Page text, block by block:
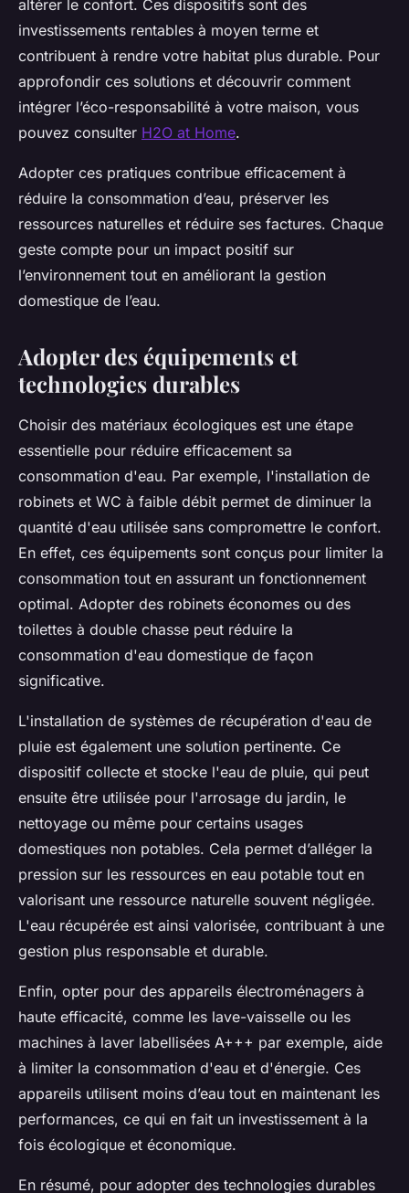
altérer le confort. Ces dispositifs sont des
investissements rentables à moyen terme et
contribuent à rendre votre habitat plus durable. Pour
approfondir ces solutions et découvrir comment
intégrer l’éco-responsabilité à votre maison, vous
pouvez consulter H2O at Home.
Adopter ces pratiques contribue efficacement à
réduire la consommation d’eau, préserver les
ressources naturelles et réduire ses factures. Chaque
geste compte pour un impact positif sur
l’environnement tout en améliorant la gestion
domestique de l’eau.
Adopter des équipements et
technologies durables
Choisir des matériaux écologiques est une étape
essentielle pour réduire efficacement sa
consommation d'eau. Par exemple, l'installation de
robinets et WC à faible débit permet de diminuer la
quantité d'eau utilisée sans compromettre le confort.
En effet, ces équipements sont conçus pour limiter la
consommation tout en assurant un fonctionnement
optimal. Adopter des robinets économes ou des
toilettes à double chasse peut réduire la
consommation d'eau domestique de façon
significative.
L'installation de systèmes de récupération d'eau de
pluie est également une solution pertinente. Ce
dispositif collecte et stocke l'eau de pluie, qui peut
ensuite être utilisée pour l'arrosage du jardin, le
nettoyage ou même pour certains usages
domestiques non potables. Cela permet d’alléger la
pression sur les ressources en eau potable tout en
valorisant une ressource naturelle souvent négligée.
L'eau récupérée est ainsi valorisée, contribuant à une
gestion plus responsable et durable.
Enfin, opter pour des appareils électroménagers à
haute efficacité, comme les lave-vaisselle ou les
machines à laver labellisées A+++ par exemple, aide
à limiter la consommation d'eau et d'énergie. Ces
appareils utilisent moins d’eau tout en maintenant les
performances, ce qui en fait un investissement à la
fois écologique et économique.
En résumé, pour adopter des technologies durables